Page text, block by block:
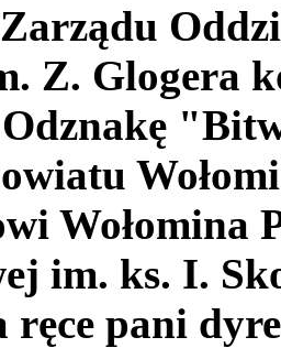
Z. Glogera
Wołomina
im. ks. I.
ręce pani